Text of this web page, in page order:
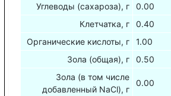
Углеводы (сахароза), г
0.00
Клетчатка, г
0.40
Органические кислоты, г
1.00
Зола (общая), г
0.50
Зола (в том числе
добавленный NaCl), г
0.00